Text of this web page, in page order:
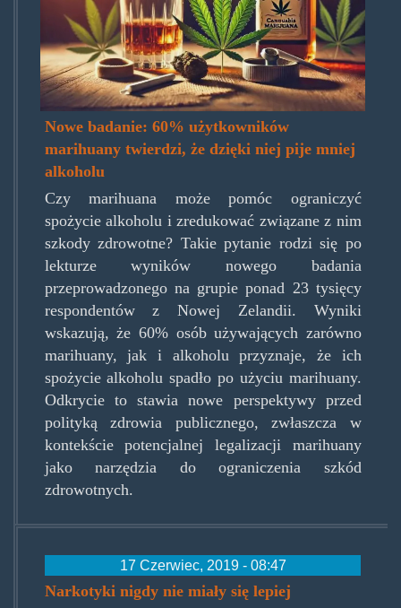
spozycie-
alkoholu-
696x398.jpg.jpg
Nowe badanie: 60% użytkowników
marihuany twierdzi, że dzięki niej pije mniej
alkoholu
Czy marihuana może pomóc ograniczyć
spożycie alkoholu i zredukować związane z nim
szkody zdrowotne? Takie pytanie rodzi się po
lekturze wyników nowego badania
przeprowadzonego na grupie ponad 23 tysięcy
respondentów z Nowej Zelandii. Wyniki
wskazują, że 60% osób używających zarówno
marihuany, jak i alkoholu przyznaje, że ich
spożycie alkoholu spadło po użyciu marihuany.
Odkrycie to stawia nowe perspektywy przed
polityką zdrowia publicznego, zwłaszcza w
kontekście potencjalnej legalizacji marihuany
jako narzędzia do ograniczenia szkód
zdrowotnych.
17 Czerwiec, 2019 - 08:47
Narkotyki nigdy nie miały się lepiej